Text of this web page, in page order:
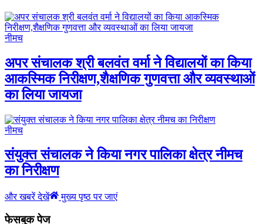
नीमच
अपर संचालक श्री बलवंत वर्मा ने विद्यालयों का किया
आकस्मिक निरीक्षण,शैक्षणिक गुणवत्ता और व्यवस्थाओं
का लिया जायजा
नीमच
संयुक्त संचालक ने किया नगर पालिका क्षेत्र नीमच
का निरीक्षण
और खबरें देखें मुख्य पृष्ठ पर जाएं
फेसबुक पेज